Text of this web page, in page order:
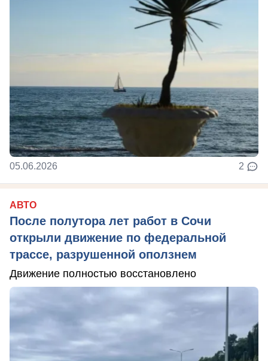
05.06.2026 2
АВТО
После полутора лет работ в Сочи
открыли движение по федеральной
трассе, разрушенной оползнем
Движение полностью восстановлено